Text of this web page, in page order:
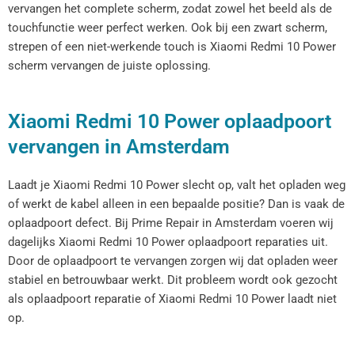
vervangen het complete scherm, zodat zowel het beeld als de
touchfunctie weer perfect werken. Ook bij een zwart scherm,
strepen of een niet-werkende touch is Xiaomi Redmi 10 Power
scherm vervangen de juiste oplossing.
Xiaomi Redmi 10 Power oplaadpoort
vervangen in Amsterdam
Laadt je Xiaomi Redmi 10 Power slecht op, valt het opladen weg
of werkt de kabel alleen in een bepaalde positie? Dan is vaak de
oplaadpoort defect. Bij Prime Repair in Amsterdam voeren wij
dagelijks Xiaomi Redmi 10 Power oplaadpoort reparaties uit.
Door de oplaadpoort te vervangen zorgen wij dat opladen weer
stabiel en betrouwbaar werkt. Dit probleem wordt ook gezocht
als oplaadpoort reparatie of Xiaomi Redmi 10 Power laadt niet
op.